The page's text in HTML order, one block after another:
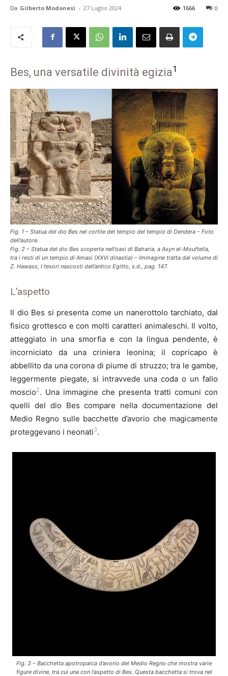
Da Gilberto Modonesi - 27 Luglio 2024 0
1666
Bes, una versatile divinità egizia1
Fig. 1 – Statua del dio Bes nel cortile del tempio del tempio di Dendera – Foto
dell’autore.
Fig. 2 – Statua del dio Bes scoperta nell’oasi di Baharia, a Asyn el-Mouftella,
tra i resti di un tempio di Amasi (XXVI dinastia) – Immagine tratta dal volume di
Z. Hawass, I tesori nascosti dell’antico Egitto, s.d., pag. 147.
L’aspetto
Il dio Bes si presenta come un nanerottolo tarchiato, dal
fisico grottesco e con molti caratteri animaleschi. Il volto,
atteggiato in una smorfia e con la lingua pendente, è
incorniciato da una criniera leonina; il copricapo è
abbellito da una corona di piume di struzzo; tra le gambe,
leggermente piegate, si intravvede una coda o un fallo
moscio2. Una immagine che presenta tratti comuni con
quelli del dio Bes compare nella documentazione del
Medio Regno sulle bacchette d’avorio che magicamente
proteggevano i neonati3.
Fig. 3 – Bacchetta apotropaica d’avorio del Medio Regno che mostra varie
figure divine, tra cui una con l’aspetto di Bes. Questa bacchetta si trova nel